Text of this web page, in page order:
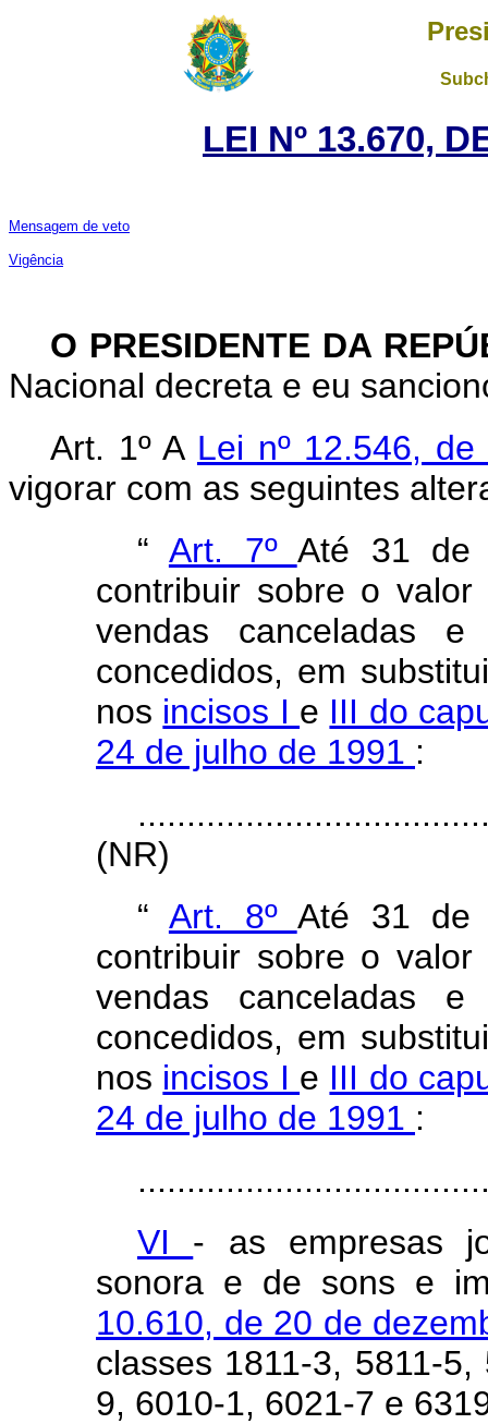
LEI Nº 13.670,
Mensagem de veto
Vigência
O PRESIDENTE DA
Nacional decreta e eu
Art. 1ºA Lei nº 12.546,
vigorar com as seguintes
“ Art. 7º Até 31 de
contribuir sobre o
vendas canceladas e
concedidos, em
nos incisos I e III do
24 de julho de 1991 :
(NR)
“ Art. 8º Até 31 de
contribuir sobre o
vendas canceladas e
concedidos, em
nos incisos I e III do
24 de julho de 1991 :
VI - as empresas
sonora e de sons e
10.610, de 20 de
classes 1811-3, 5811-
9, 6010-1, 6021-7 e